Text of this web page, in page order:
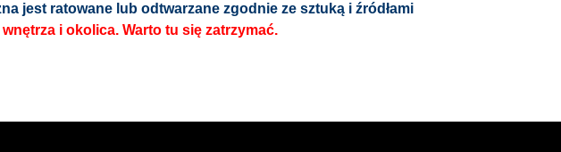
jest ratowane lub odtwarzane zgodnie ze sztuką i źródłami
i okolica. Warto tu się zatrzymać.